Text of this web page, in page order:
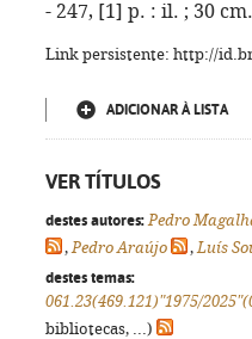
- 247, [1] p. : il. ; 30
Link persistente: http://
ADICIONAR À LISTA
VER TÍTULOS
destes autores: Pedro
,Pedro Araújo ,Luís
destes temas:
061.23(469.121)"1975/
bibliotecas, ...)